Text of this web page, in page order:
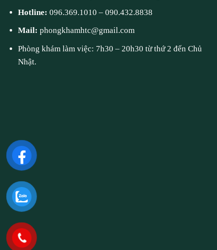
Hotline:096.369.1010 –090.432.8838
Mail:phongkhamhtc@gmail.com
Phòng khám làm việc: 7h30 – 20h30 từ thứ 2 đến Chủ
Nhật.